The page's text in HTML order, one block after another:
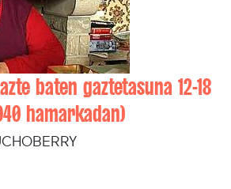
baten gaztetasuna 12-18
hamarkadan)